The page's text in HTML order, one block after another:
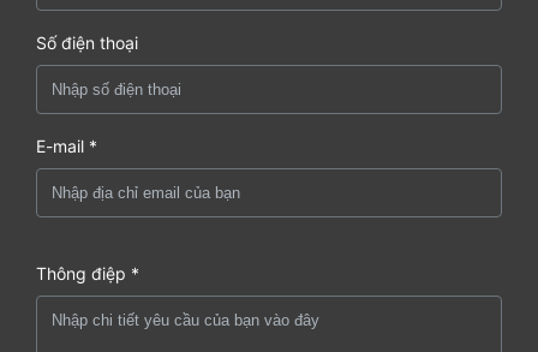
Số điện thoại
E-mail *
Thông điệp *